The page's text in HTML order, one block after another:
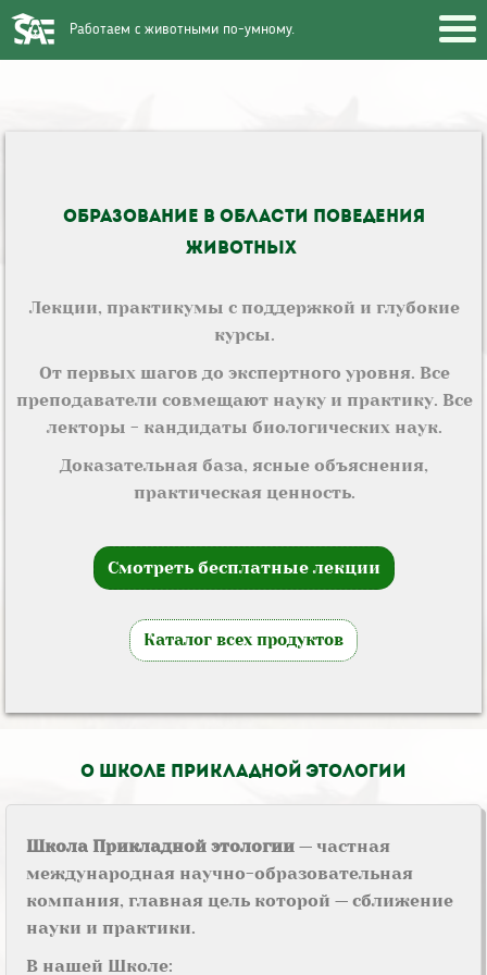
Работаем с животными по-умному.
Образование в области поведения
животных
Лекции, практикумы с поддержкой и глубокие
курсы.
От первых шагов до экспертного уровня. Все
преподаватели совмещают науку и практику. Все
лекторы - кандидаты биологических наук.
Доказательная база, ясные объяснения,
практическая ценность.
Смотреть бесплатные лекции
Каталог всех продуктов
О школе прикладной этологии
Школа Прикладной этологии — частная
международная научно-образовательная
компания, главная цель которой — сближение
науки и практики.
В нашей Школе: